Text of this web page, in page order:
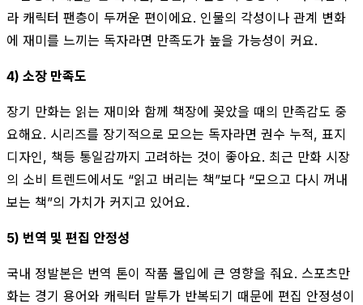
라 캐릭터 팬층이 두꺼운 편이에요. 인물의 각성이나 관계 변화
에 재미를 느끼는 독자라면 만족도가 높을 가능성이 커요.
4) 소장 만족도
장기 만화는 읽는 재미와 함께 책장에 꽂았을 때의 만족감도 중
요해요. 시리즈를 장기적으로 모으는 독자라면 권수 누적, 표지
디자인, 책등 통일감까지 고려하는 것이 좋아요. 최근 만화 시장
의 소비 트렌드에서도 “읽고 버리는 책”보다 “모으고 다시 꺼내
보는 책”의 가치가 커지고 있어요.
5) 번역 및 편집 안정성
국내 정발본은 번역 톤이 작품 몰입에 큰 영향을 줘요. 스포츠만
화는 경기 용어와 캐릭터 말투가 반복되기 때문에 편집 안정성이